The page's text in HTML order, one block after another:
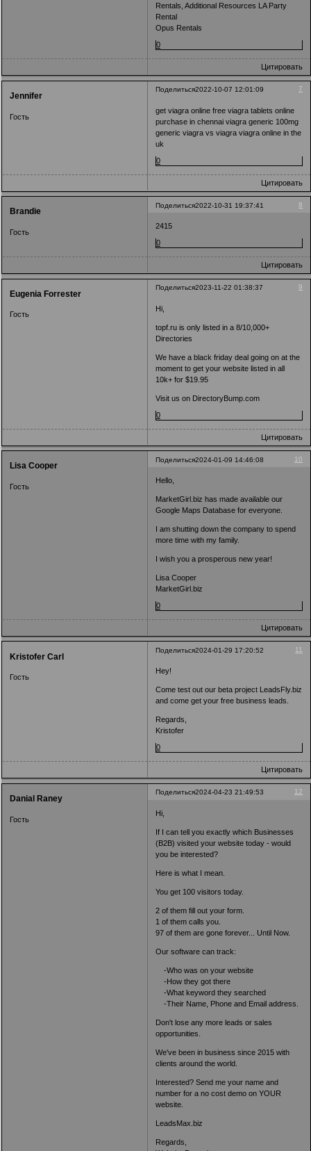
Rentals, Additional Resources LA Party
Rental
Opus Rentals
0
Цитировать
Поделиться 7
2022-10-07 12:01:09
Jennifer
Гость
get viagra online free viagra tablets online
purchase in chennai viagra generic 100mg
generic viagra vs viagra viagra online in the
uk
0
Цитировать
Поделиться 8
2022-10-31 19:37:41
Brandie
Гость
2415
0
Цитировать
Поделиться 9
2023-11-22 01:38:37
Eugenia Forrester
Гость
Hi,
topf.ru is only listed in a 8/10,000+
Directories
We have a black friday deal going on at the
moment to get your website listed in all
10k+ for $19.95
Visit us on DirectoryBump.com
0
Цитировать
Поделиться 10
2024-01-09 14:46:08
Lisa Cooper
Гость
Hello,
MarketGirl.biz has made available our
Google Maps Database for everyone.
I am shutting down the company to spend
more time with my family.
I wish you a prosperous new year!
Lisa Cooper
MarketGirl.biz
0
Цитировать
Поделиться 11
2024-01-29 17:20:52
Kristofer Carl
Гость
Hey!
Come test out our beta project LeadsFly.biz
and come get your free business leads.
Regards,
Kristofer
0
Цитировать
Поделиться 12
2024-04-23 21:49:53
Danial Raney
Гость
Hi,
If I can tell you exactly which Businesses
(B2B) visited your website today - would
you be interested?
Here is what I mean.
You get 100 visitors today.
2 of them fill out your form.
1 of them calls you.
97 of them are gone forever... Until Now.
Our software can track:
-Who was on your website
-How they got there
-What keyword they searched
-Their Name, Phone and Email address.
Don't lose any more leads or sales
opportunities.
We've been in business since 2015 with
clients around the world.
Interested? Send me your name and
number for a no cost demo on YOUR
website.
LeadsMax.biz
Regards,